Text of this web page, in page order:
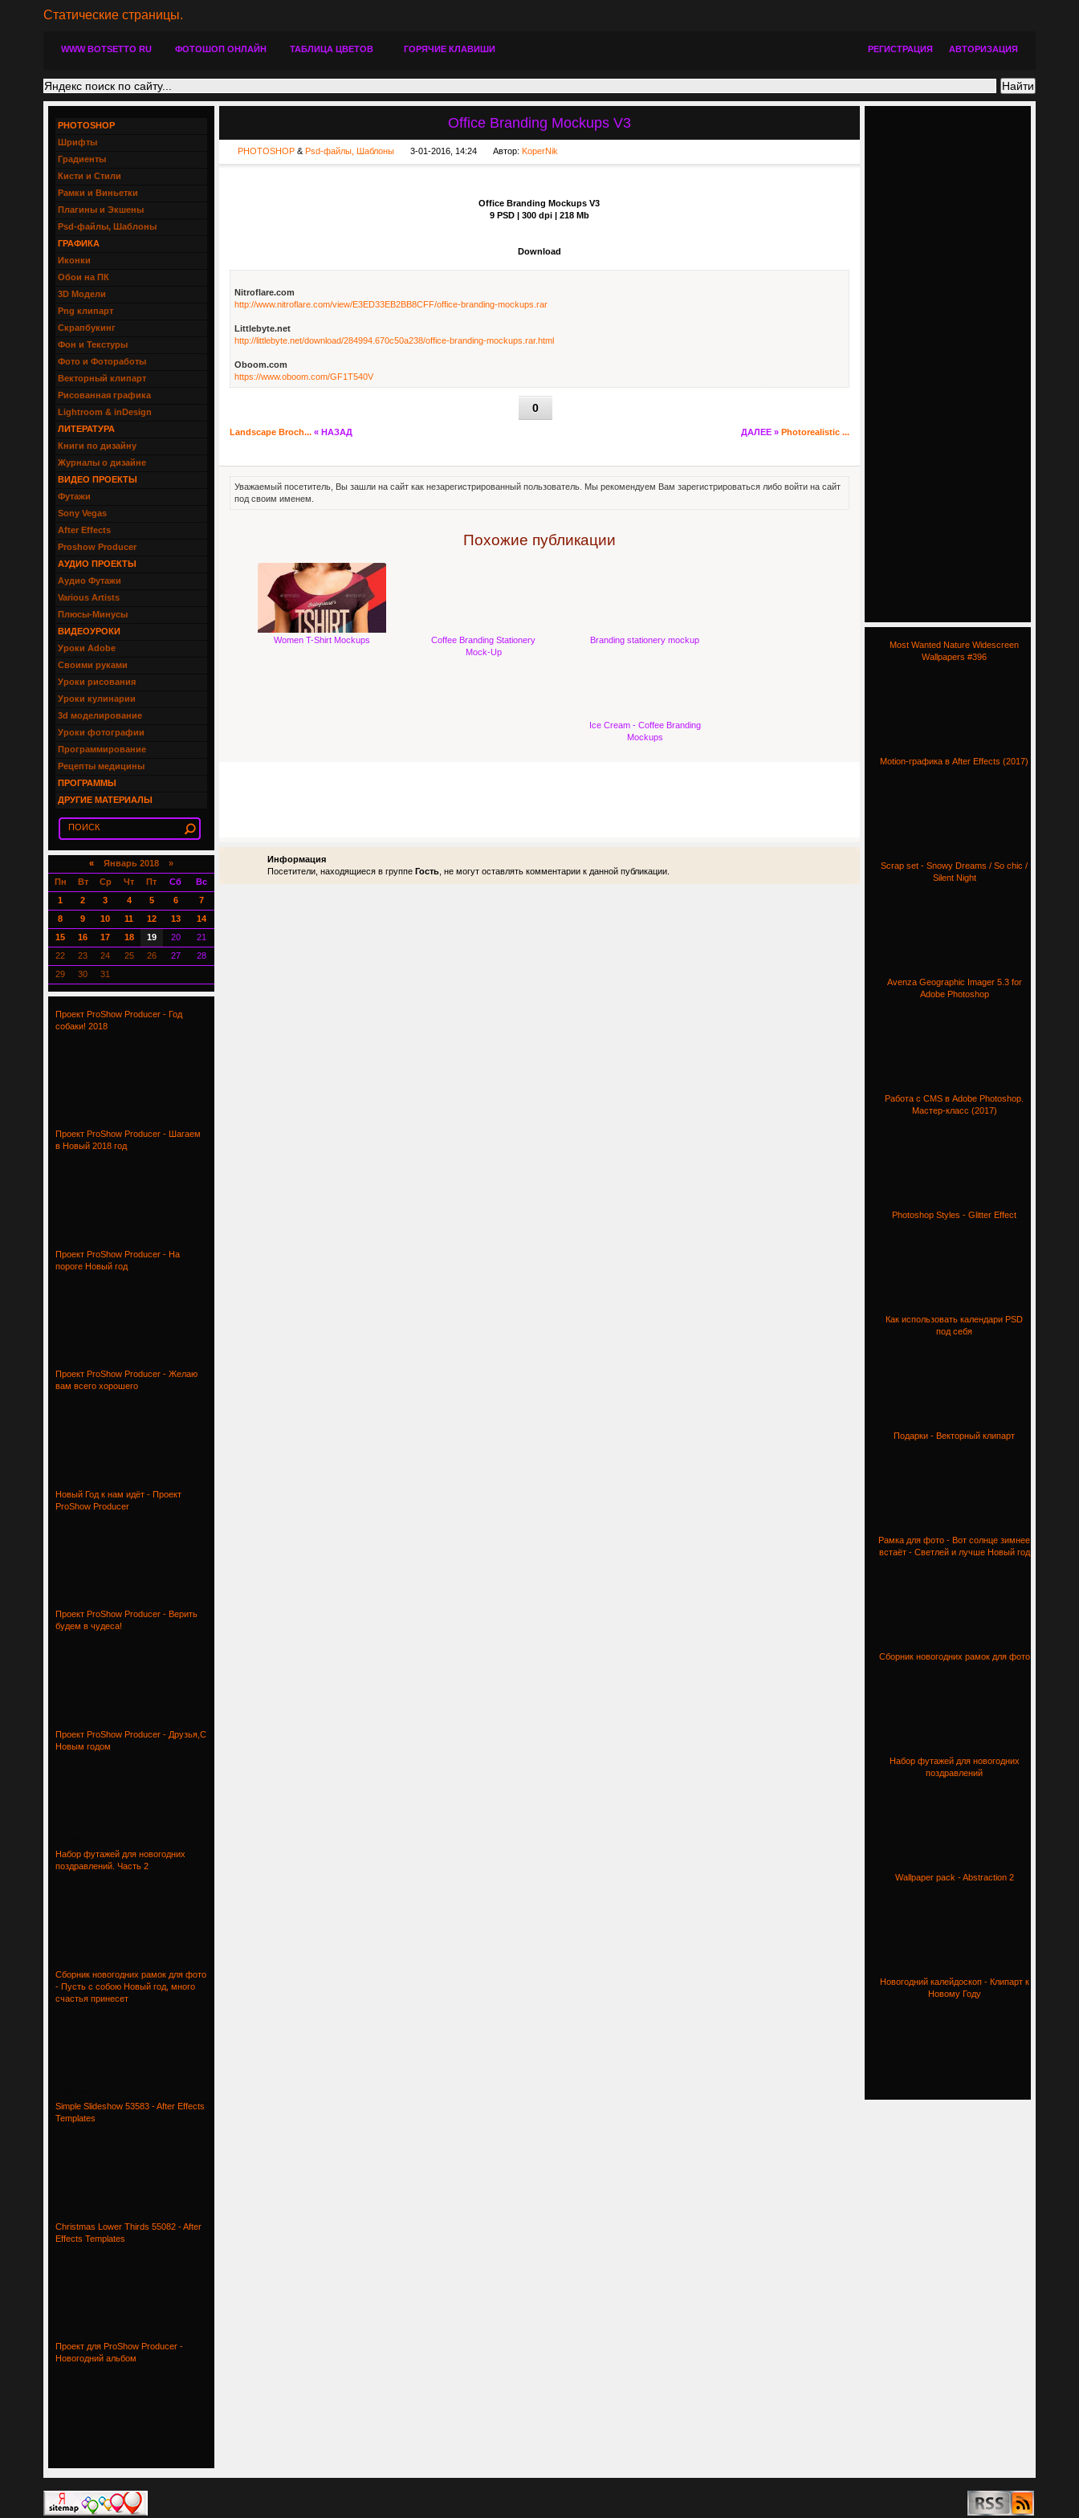
Статические страницы.
WWW BOTSETTO RU ФОТОШОП ОНЛАЙН ТАБЛИЦА ЦВЕТОВ ГОРЯЧИЕ КЛАВИШИ РЕГИСТРАЦИЯ АВТОРИЗАЦИЯ
Office Branding Mockups V3
PHOTOSHOP& Psd-файлы, Шаблоны 3-01-2016, 14:24 Автор: KoperNik
Office Branding Mockups V3
9 PSD | 300 dpi | 218 Mb
Download
Nitroflare.com
http://www.nitroflare.com/view/E3ED33EB2BB8CFF/office-branding-mockups.rar
Littlebyte.net
http://littlebyte.net/download/284994.670c50a238/office-branding-mockups.rar.html
Oboom.com
https://www.oboom.com/GF1T540V
0
Landscape Broch... « НАЗАД ДАЛЕЕ » Photorealistic ...
Уважаемый посетитель, Вы зашли на сайт как незарегистрированный пользователь. Мы рекомендуем Вам зарегистрироваться либо войти на сайт
под своим именем.
Похожие публикации
Women T-Shirt Mockups
Coffee Branding Stationery
Mock-Up
Branding stationery mockup
Ice Cream - Coffee Branding
Mockups
Информация
Посетители, находящиеся в группе Гость, не могут оставлять комментарии к данной публикации.
Most Wanted Nature Widescreen
Wallpapers #396
Motion-графика в After Effects (2017)
Scrap set - Snowy Dreams / So chic /
Silent Night
Avenza Geographic Imager 5.3 for
Adobe Photoshop
Работа с CMS в Adobe Photoshop.
Мастер-класс (2017)
Photoshop Styles - Glitter Effect
Как использовать календари PSD
под себя
Подарки - Векторный клипарт
Рамка для фото - Вот солнце зимнее
встаёт - Светлей и лучше Новый год
Сборник новогодних рамок для фото
Набор футажей для новогодних
поздравлений
Wallpaper pack - Abstraction 2
Новогодний калейдоскоп - Клипарт к
Новому Году
PHOTOSHOP
Шрифты
Градиенты
Кисти и Стили
Рамки и Виньетки
Плагины и Экшены
Psd-файлы, Шаблоны
ГРАФИКА
Иконки
Обои на ПК
3D Модели
Png клипарт
Скрапбукинг
Фон и Текстуры
Фото и Фотоработы
Векторный клипарт
Рисованная графика
Lightroom & inDesign
ЛИТЕРАТУРА
Книги по дизайну
Журналы о дизайне
ВИДЕО ПРОЕКТЫ
Футажи
Sony Vegas
After Effects
Proshow Producer
АУДИО ПРОЕКТЫ
Аудио Футажи
Various Artists
Плюсы-Минусы
ВИДЕОУРОКИ
Уроки Adobe
Своими руками
Уроки рисования
Уроки кулинарии
3d моделирование
Уроки фотографии
Программирование
Рецепты медицины
ПРОГРАММЫ
ДРУГИЕ МАТЕРИАЛЫ
«Январь 2018 »
Пн
Вт Ср Чт Пт Сб
Вс
1
2 3 4 5 6
7
8
9 10 11 12 13
14
15
16 17 18 19 20
21
22
23 24 25 26 27
28
29
30 31
Проект ProShow Producer - Год
собаки! 2018
Проект ProShow Producer - Шагаем
в Новый 2018 год
Проект ProShow Producer - На
пороге Новый год
Проект ProShow Producer - Желаю
вам всего хорошего
Новый Год к нам идёт - Проект
ProShow Producer
Проект ProShow Producer - Верить
будем в чудеса!
Проект ProShow Producer - Друзья,С
Новым годом
Набор футажей для новогодних
поздравлений. Часть 2
Сборник новогодних рамок для фото
- Пусть с собою Новый год, много
счастья принесет
Simple Slideshow 53583 - After Effects
Templates
Christmas Lower Thirds 55082 - After
Effects Templates
Проект для ProShow Producer -
Новогодний альбом